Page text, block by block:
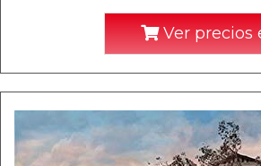
Ver precios